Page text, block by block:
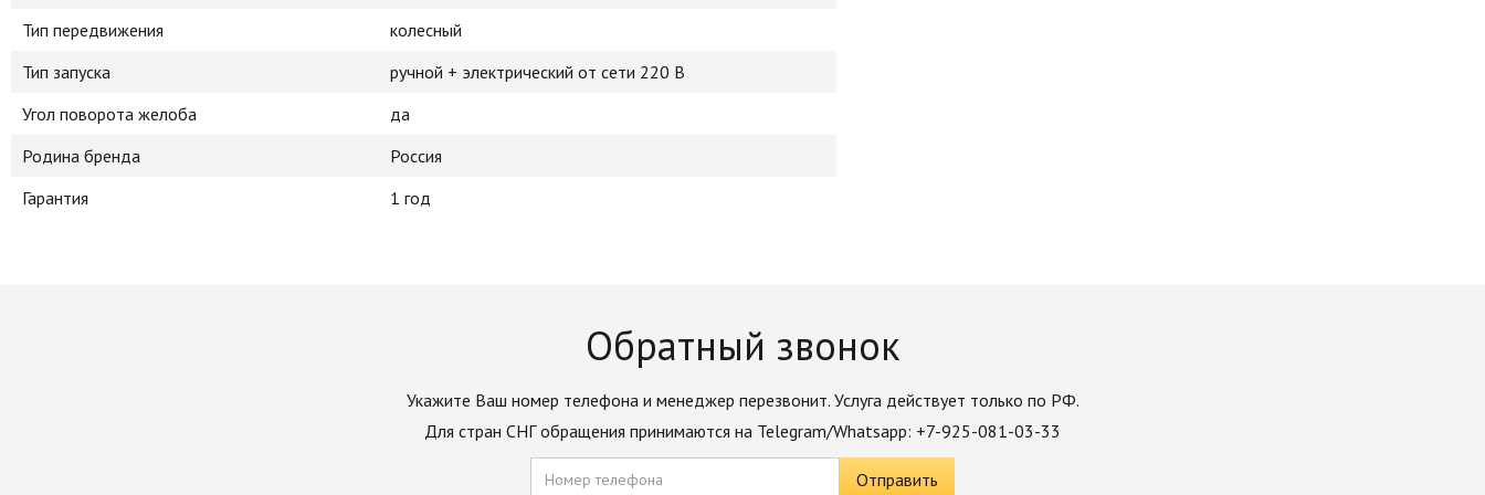
Тип передвижения
колесный
Тип запуска
ручной + электрический от сети 220 В
Угол поворота желоба
да
Родина бренда
Россия
Гарантия
1 год
Обратный звонок
Укажите Ваш номер телефона и менеджер перезвонит. Услуга действует только по РФ.
Для стран СНГ обращения принимаются на Telegram/Whatsapp: +7-925-081-03-33